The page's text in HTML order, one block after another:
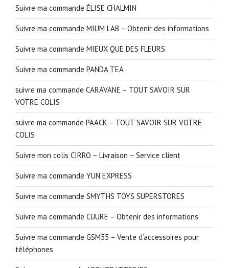
Suivre ma commande ÉLISE CHALMIN
Suivre ma commande MIUM LAB – Obtenir des informations
Suivre ma commande MIEUX QUE DES FLEURS
Suivre ma commande PANDA TEA
suivre ma commande CARAVANE – TOUT SAVOIR SUR
VOTRE COLIS
suivre ma commande PAACK – TOUT SAVOIR SUR VOTRE
COLIS
Suivre mon colis CIRRO – Livraison – Service client
Suivre ma commande YUN EXPRESS
Suivre ma commande SMYTHS TOYS SUPERSTORES
Suivre ma commande CUURE – Obtenir des informations
Suivre ma commande GSM55 – Vente d’accessoires pour
téléphones